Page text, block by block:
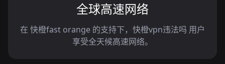
全球高速网络
在 快橙fast orange 的支持下，快橙vpn违法吗 用户
享受全天候高速网络。